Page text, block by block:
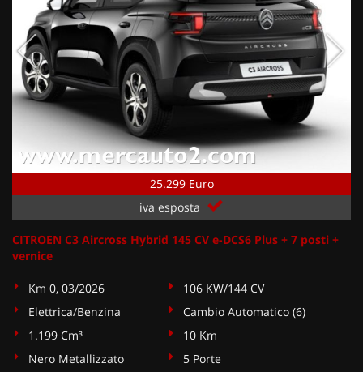
25.299 Euro
iva esposta
CITROEN C3 Aircross Hybrid 145 CV e-DCS6 Plus + 7 posti +
vernice
Km 0, 03/2026
106 KW/144 CV
Elettrica/Benzina
Cambio Automatico (6)
1.199 Cm³
10 Km
Nero Metallizzato
5 Porte